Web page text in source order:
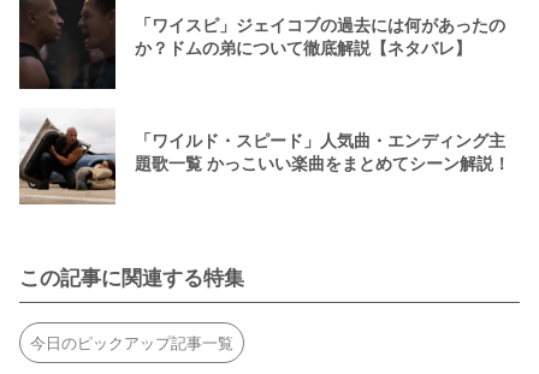
「ワイスピ」ジェイコブの過去には何があったの
か？ドムの弟について徹底解説【ネタバレ】
「ワイルド・スピード」人気曲・エンディング主
題歌一覧 かっこいい楽曲をまとめてシーン解説！
この記事に関連する特集
今日のピックアップ記事一覧